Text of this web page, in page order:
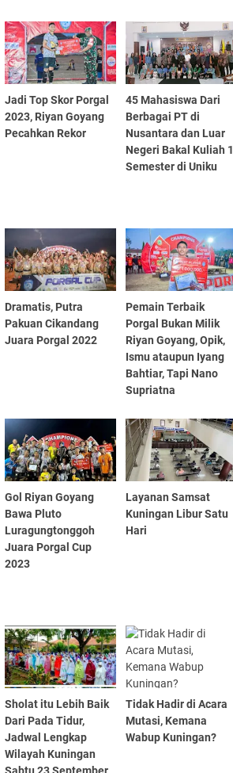
Jadi Top Skor Porgal
2023, Riyan Goyang
Pecahkan Rekor
45 Mahasiswa Dari
Berbagai PT di
Nusantara dan Luar
Negeri Bakal Kuliah 1
Semester di Uniku
Dramatis, Putra
Pakuan Cikandang
Juara Porgal 2022
Pemain Terbaik
Porgal Bukan Milik
Riyan Goyang, Opik,
Ismu ataupun Iyang
Bahtiar, Tapi Nano
Supriatna
Gol Riyan Goyang
Bawa Pluto
Luragungtonggoh
Juara Porgal Cup
2023
Layanan Samsat
Kuningan Libur Satu
Hari
Sholat itu Lebih Baik
Dari Pada Tidur,
Jadwal Lengkap
Wilayah Kuningan
Tidak Hadir di Acara
Mutasi, Kemana
Wabup Kuningan?